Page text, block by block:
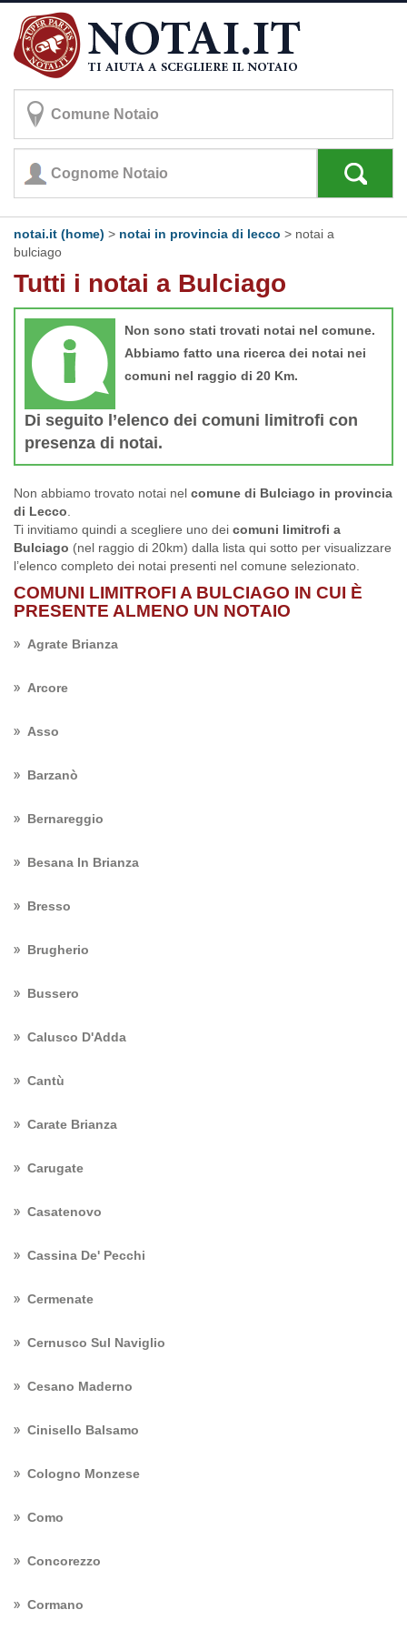
notai.it (home) > notai in provincia di lecco > notai a
bulciago
Tutti i notai a Bulciago
Non sono stati trovati notai nel comune.
Abbiamo fatto una ricerca dei notai nei
comuni nel raggio di 20 Km.
Di seguito l’elenco dei comuni limitrofi con
presenza di notai.
Non abbiamo trovato notai nel comune di Bulciago in provincia
di Lecco
Ti invitiamo quindi a scegliere uno dei comuni limitrofi a
Bulciago (nel raggio di 20km) dalla lista qui sotto per visualizzare
l’elenco completo dei notai presenti nel comune selezionato.
COMUNI LIMITROFI A BULCIAGO IN CUI È
PRESENTE ALMENO UN NOTAIO
Agrate Brianza
Arcore
Asso
Barzanò
Bernareggio
Besana In Brianza
Bresso
Brugherio
Bussero
Calusco D'Adda
Cantù
Carate Brianza
Carugate
Casatenovo
Cassina De' Pecchi
Cermenate
Cernusco Sul Naviglio
Cesano Maderno
Cinisello Balsamo
Cologno Monzese
Como
Concorezzo
Cormano